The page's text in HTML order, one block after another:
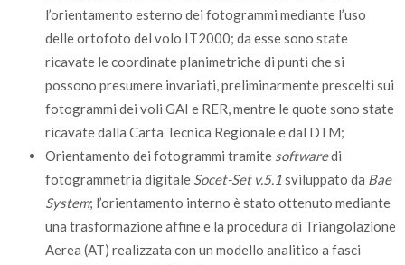
l’orientamento esterno dei fotogrammi mediante l’uso
delle ortofoto del volo IT2000; da esse sono state
ricavate le coordinate planimetriche di punti che si
possono presumere invariati, preliminarmente prescelti sui
fotogrammi dei voli GAI e RER, mentre le quote sono state
ricavate dalla Carta Tecnica Regionale e dal DTM;
Orientamento dei fotogrammi tramite softwaredi
fotogrammetria digitale Socet-Set v.5.1sviluppato da Bae
System; l’orientamento interno è stato ottenuto mediante
una trasformazione affine e la procedura di Triangolazione
Aerea (AT) realizzata con un modello analitico a fasci